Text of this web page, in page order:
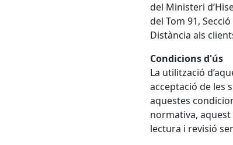
del Ministeri
del Tom 91,
Distància als
Condicions d'ús
La utilització
acceptació de les
aquestes
normativa, aquest
lectura i revisió